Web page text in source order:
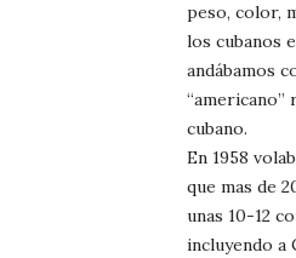
peso, color,
los cubanos
andábamos
cubano.
En 1958
que mas de
unas 10-12
incluyendo a